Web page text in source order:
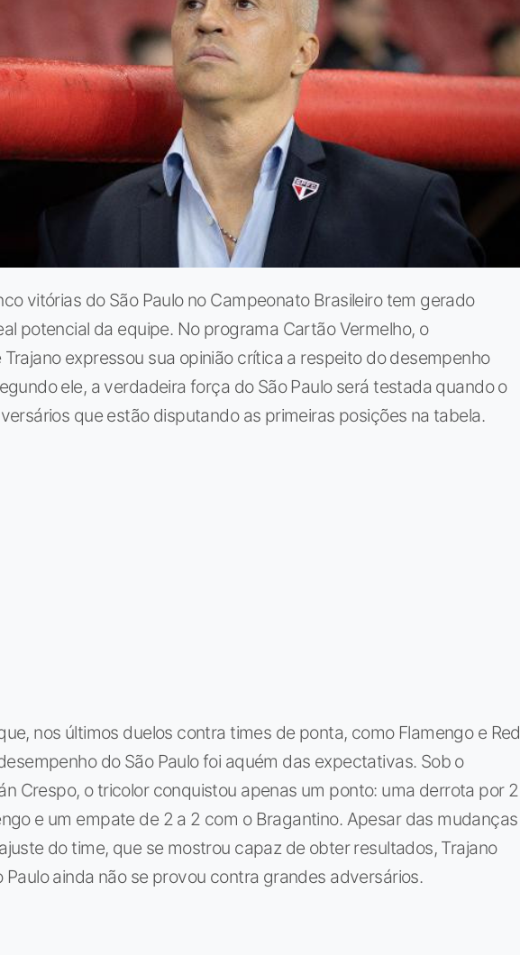
vitórias do São Paulo no Campeonato Brasileiro tem gerado
potencial da equipe. No programa Cartão Vermelho, o
expressou sua opinião crítica a respeito do desempenho
ele, a verdadeira força do São Paulo será testada quando o
que estão disputando as primeiras posições na tabela.
nos últimos duelos contra times de ponta, como Flamengo e Red
do São Paulo foi aquém das expectativas. Sob o
Crespo, o tricolor conquistou apenas um ponto: uma derrota por 2
e um empate de 2 a 2 com o Bragantino. Apesar das mudanças
do time, que se mostrou capaz de obter resultados, Trajano
Paulo ainda não se provou contra grandes adversários.